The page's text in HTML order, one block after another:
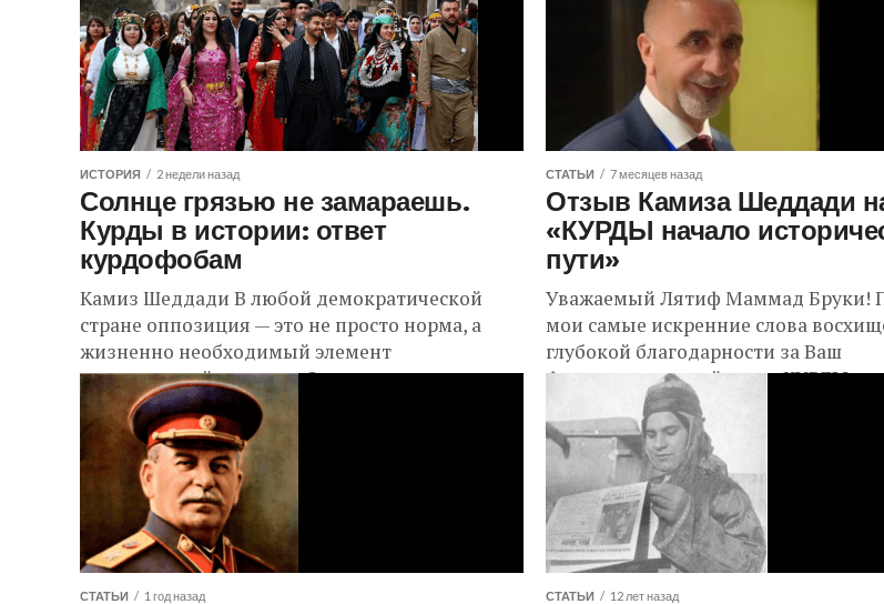
ИСТОРИЯ 2 недели назад
Солнце грязью не замараешь.
Курды в истории: ответ
курдофобам
Камиз Шеддади В любой демократической
стране оппозиция — это не просто норма, а
жизненно необходимый элемент
политической системы. Она вскрывает
просчёты власти, заставляя её работать на...
СТАТЬИ 7 месяцев назад
Отзыв Камиза Шеддади
«КУРДЫ начало
пути»
Уважаемый Лятиф Маммад Бруки!
мои самые искренние слова
глубокой благодарности за Ваш
фундаментальный труд «КУРДЫ
исторического пути». Знакомство с
монографией, вобравшей...
СТАТЬИ 1 год назад СТАТЬИ 12 лет назад